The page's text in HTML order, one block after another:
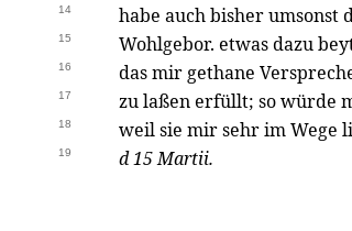
14 habe auch bisher umsonst
15 Wohlgebor. etwas dazu
16 das mir gethane
17 zu laßen erfüllt; so würde
18 weil sie mir sehr im Wege
19 d 15 Martii.